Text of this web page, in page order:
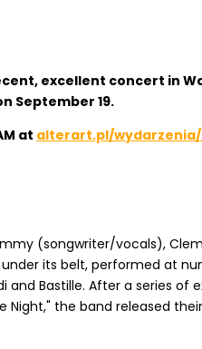
excellent concert in
September 19.
at alterart.pl/
(songwriter/vocals),
its belt, performed at
Bastille. After a series of
Night," the band released